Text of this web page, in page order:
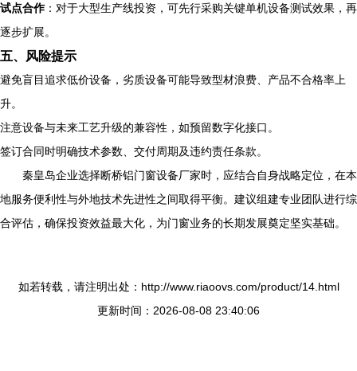
试点合作：对于大型生产线投资，可先行采购关键单机设备测试效果，再
逐步扩展。
五、风险提示
避免盲目追求低价设备，劣质设备可能导致型材浪费、产品不合格率上
升。
注意设备与未来工艺升级的兼容性，如预留数字化接口。
签订合同时明确技术参数、交付周期及违约责任条款。
秦皇岛企业选择断桥铝门窗设备厂家时，应结合自身战略定位，在本
地服务便利性与外地技术先进性之间取得平衡。建议组建专业团队进行综
合评估，确保投资效益最大化，为门窗业务的长期发展奠定坚实基础。
如若转载，请注明出处：http://www.riaoovs.com/product/14.html
更新时间：2026-08-08 23:40:06